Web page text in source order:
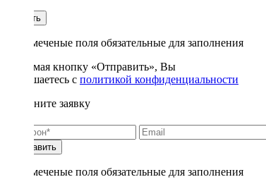
Купить
* - отмеченые поля обязательные для заполнения
Нажимая кнопку «Отправить», Вы
соглашаетесь с политикой конфиденциальности
Заполните заявку
Отправить
* - отмеченые поля обязательные для заполнения